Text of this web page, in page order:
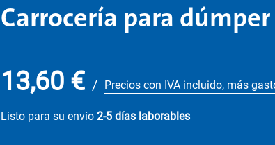
Carrocería para
13,60 € / Precios con IVA incluido, más
Listo para su envío 2-5 días laborables